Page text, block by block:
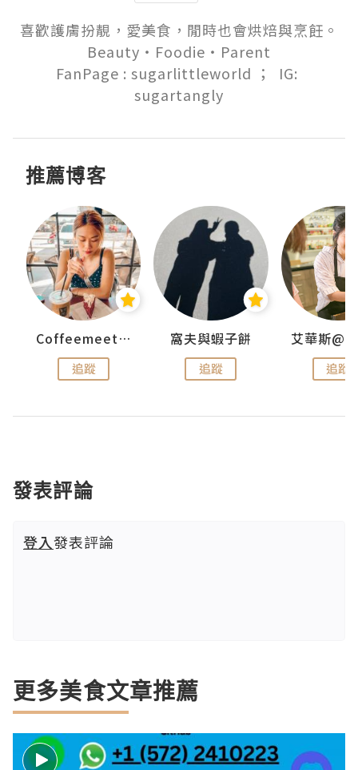
喜歡護膚扮靚，愛美食，閒時也會烘焙與烹飪。
Beauty‧Foodie‧Parent
FanPage : sugarlittleworld ；  IG:
sugartangly
推薦博客
Coffeemeetjojo
追蹤
窩夫與蝦子餅
追蹤 追蹤
發表評論
登入發表評論
更多美食文章推薦